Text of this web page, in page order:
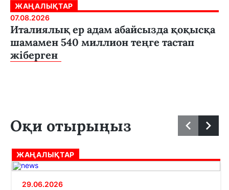
ЖАҢАЛЫҚТАР
07.08.2026
Италиялық ер адам абайсызда қоқысқа
шамамен 540 миллион теңге тастап
жіберген
Оқи отырыңыз
ЖАҢАЛЫҚТАР
29.06.2026